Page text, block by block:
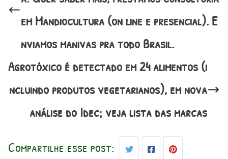
em Mandiocultura (on line e presencial). E
nviamos manivas pra todo Brasil.
Agrotóxico é detectado em 24 alimentos (i
ncluindo produtos vegetarianos), em nova
análise do Idec; veja lista das marcas
Compartilhe esse post: